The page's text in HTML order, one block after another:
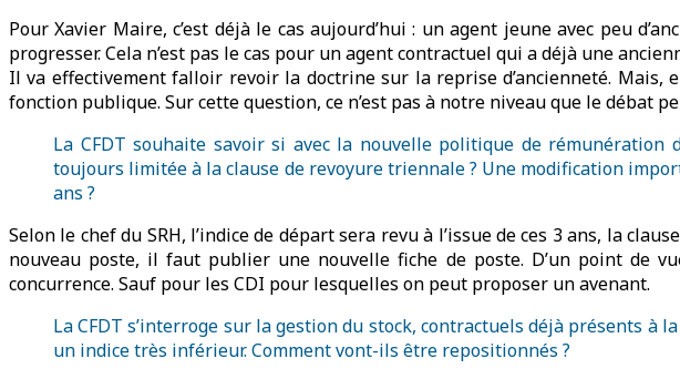
Pour Xavier Maire, c’est déjà le cas aujourd’hui : un agent jeune avec peu
progresser. Cela n’est pas le cas pour un agent contractuel qui a déjà une
Il va effectivement falloir revoir la doctrine sur la reprise d’ancienneté.
fonction publique. Sur cette question, ce n’est pas à notre niveau que le débat
La CFDT souhaite savoir si avec la nouvelle politique de
toujours limitée à la clause de revoyure triennale ? Une modification
ans ?
Selon le chef du SRH, l’indice de départ sera revu à l’issue de ces 3 ans, la
nouveau poste, il faut publier une nouvelle fiche de poste. D’un point de
concurrence. Sauf pour les CDI pour lesquelles on peut proposer un avenant.
La CFDT s’interroge sur la gestion du stock, contractuels déjà présents
un indice très inférieur. Comment vont-ils être repositionnés ?